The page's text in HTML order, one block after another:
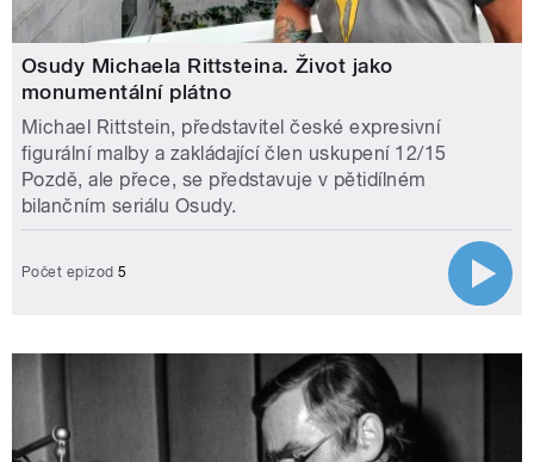
Osudy Michaela Rittsteina. Život jako
monumentální plátno
Michael Rittstein, představitel české expresivní
figurální malby a zakládající člen uskupení 12/15
Pozdě, ale přece, se představuje v pětidílném
bilančním seriálu Osudy.
Počet epizod 5